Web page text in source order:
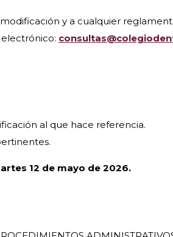
y a cualquier
al que hace referencia.
12 de mayo de 2026.